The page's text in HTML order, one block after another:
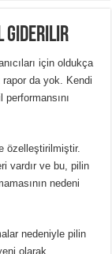
giderilir
için oldukça
da yok. Kendi
özelleştirilmiştir.
vardır ve bu, pilin
nedeni
nedeniyle pilin
olarak